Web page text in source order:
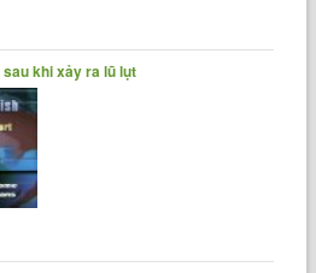
khi xảy ra lũ lụt